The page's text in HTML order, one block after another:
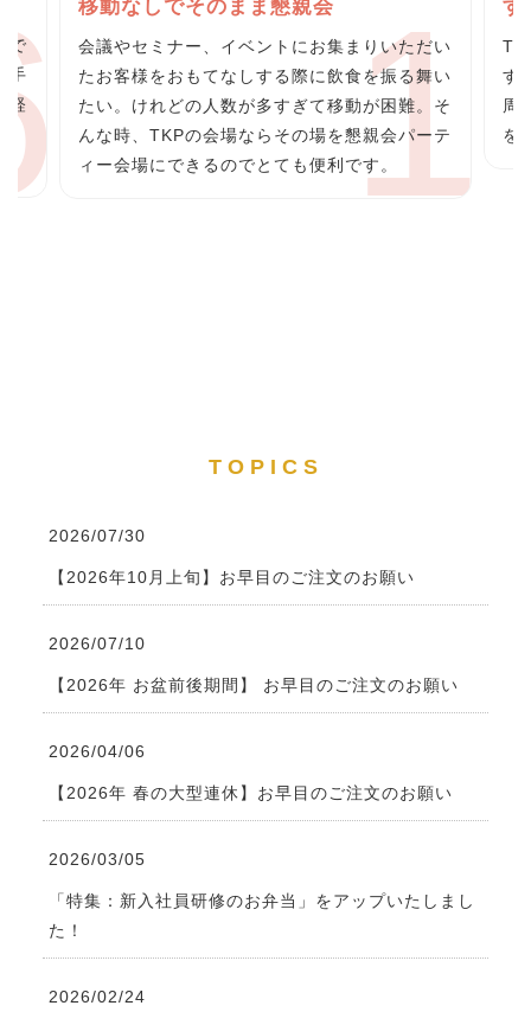
で
手
軽
移動なしでそのまま懇親会
会議やセミナー、イベントにお集まりいただい
たお客様をおもてなしする際に飲食を振る舞い
たい。けれどの人数が多すぎて移動が困難。そ
んな時、TKPの会場ならその場を懇親会パーテ
ィー会場にできるのでとても便利です。
す
す
周
を
TOPICS
2026/07/30
【2026年10月上旬】お早目のご注文のお願い
2026/07/10
【2026年 お盆前後期間】 お早目のご注文のお願い
2026/04/06
【2026年 春の大型連休】お早目のご注文のお願い
2026/03/05
「特集：新入社員研修のお弁当」をアップいたしまし
た！
2026/02/24